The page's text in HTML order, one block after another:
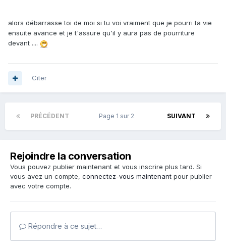
alors débarrasse toi de moi si tu voi vraiment que je pourri ta vie
ensuite avance et je t'assure qu'il y aura pas de pourriture
devant ....
Citer
PRÉCÉDENT SUIVANT
Page 1 sur 2
Rejoindre la conversation
Vous pouvez publier maintenant et vous inscrire plus tard. Si
vous avez un compte, connectez-vous maintenant pour publier
avec votre compte.
Répondre à ce sujet…